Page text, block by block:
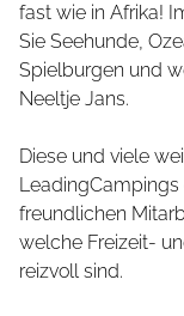
fast wie in Afrika!
Sie Seehunde,
Spielburgen und
Neeltje Jans.
Diese und viele
freundlichen
welche Freizeit-
reizvoll sind.